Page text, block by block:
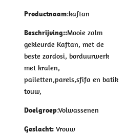
Productnaam:kaftan
Beschrijving::Mooie zalm
gekleurde Kaftan, met de
beste zardosi, borduurwerk
met kralen,
pailetten,parels,sfifa en batik
touw,
Doelgroep:Volwassenen
Geslacht: Vrouw